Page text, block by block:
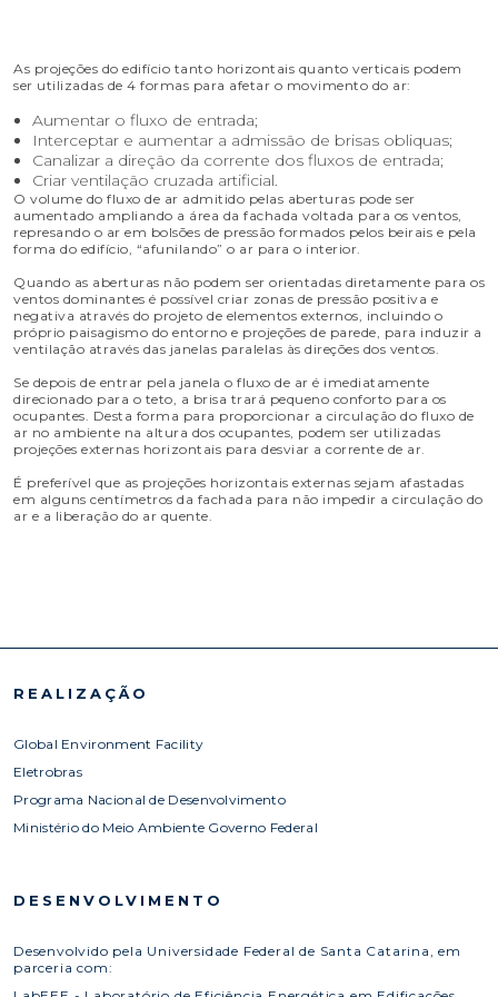
As projeções do edifício tanto horizontais quanto verticais podem
ser utilizadas de 4 formas para afetar o movimento do ar:
Aumentar o fluxo de entrada;
Interceptar e aumentar a admissão de brisas obliquas;
Canalizar a direção da corrente dos fluxos de entrada;
Criar ventilação cruzada artificial.
O volume do fluxo de ar admitido pelas aberturas pode ser
aumentado ampliando a área da fachada voltada para os ventos,
represando o ar em bolsões de pressão formados pelos beirais e pela
forma do edifício, “afunilando” o ar para o interior.
Quando as aberturas não podem ser orientadas diretamente para os
ventos dominantes é possível criar zonas de pressão positiva e
negativa através do projeto de elementos externos, incluindo o
próprio paisagismo do entorno e projeções de parede, para induzir a
ventilação através das janelas paralelas às direções dos ventos.
Se depois de entrar pela janela o fluxo de ar é imediatamente
direcionado para o teto, a brisa trará pequeno conforto para os
ocupantes. Desta forma para proporcionar a circulação do fluxo de
ar no ambiente na altura dos ocupantes, podem ser utilizadas
projeções externas horizontais para desviar a corrente de ar.
É preferível que as projeções horizontais externas sejam afastadas
em alguns centímetros da fachada para não impedir a circulação do
ar e a liberação do ar quente.
REALIZAÇÃO
Global Environment Facility
Eletrobras
Programa Nacional de Desenvolvimento
Ministério do Meio Ambiente Governo Federal
DESENVOLVIMENTO
Desenvolvido pela Universidade Federal de Santa Catarina, em
parceria com: